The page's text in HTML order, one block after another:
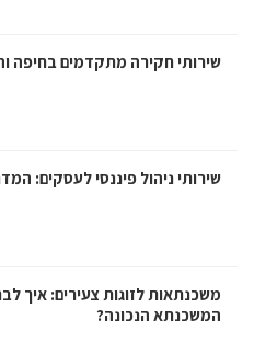
שירותי חקירה מתקדמים בחיפה
שירותי ניהול פיננסי לעסקים:
משכנתאות לזוגות צעירים: איך
המשכנתא הנכונה?